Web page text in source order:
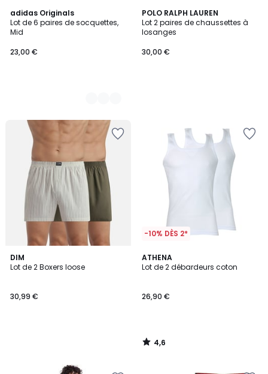
adidas Originals
Lot de 6 paires de socquettes,
Mid
23,00 €
3
Couleurs
POLO RALPH LAUREN
Lot 2 paires de chaussettes à
losanges
30,00 €
DIM
Lot de 2 Boxers loose
30,99 €
-10% DÈS 2*
ATHENA
Lot de 2 débardeurs coton
26,90 €
4,6
/ 5
4,6
/